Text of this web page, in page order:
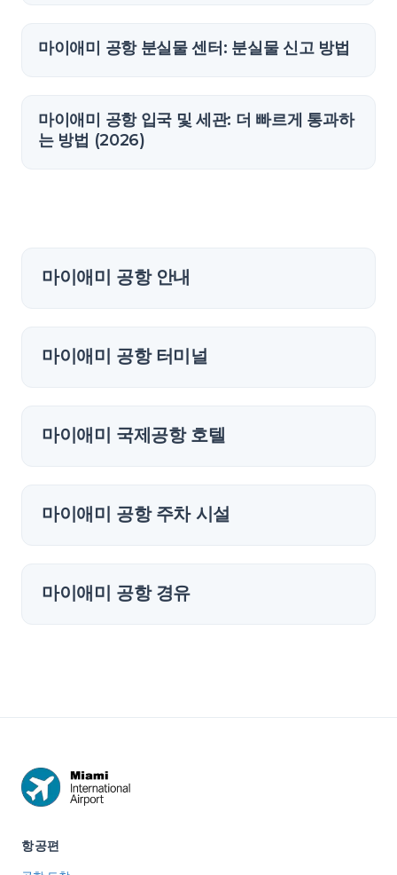
마이애미 공항 분실물 센터: 분실물 신고 방법
마이애미 공항 입국 및 세관: 더 빠르게 통과하
는 방법 (2026)
마이애미 공항 안내
마이애미 공항 터미널
마이애미 국제공항 호텔
마이애미 공항 주차 시설
마이애미 공항 경유
항공편